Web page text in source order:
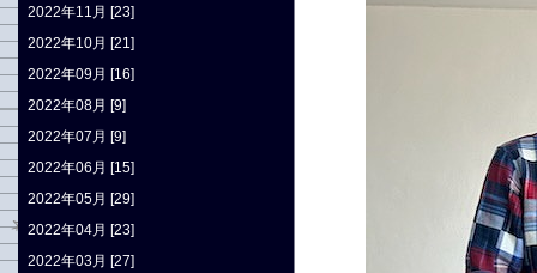
2022年11月 [23]
2022年10月 [21]
2022年09月 [16]
2022年08月 [9]
2022年07月 [9]
2022年06月 [15]
2022年05月 [29]
2022年04月 [23]
2022年03月 [27]